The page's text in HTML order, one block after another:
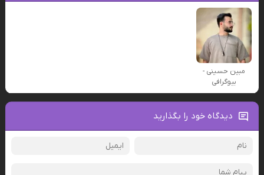
مبین حسینی -
بیوگرافی
دیدگاه خود را بگذارید